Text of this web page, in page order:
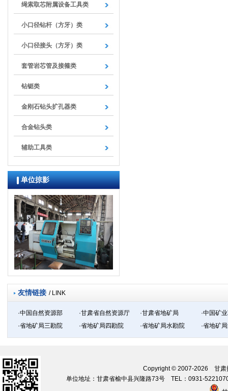
绳索取芯附属设备工具类
小口径钻杆（方牙）类
小口径接头（方牙）类
套管岩芯管及接箍类
钻铤类
金刚石钻头扩孔器类
合金钻头类
辅助工具类
单位掠影
友情链接 / LINK
·中国自然资源部 ·甘肃省自然资源厅 ·甘肃省地矿局
·中国矿
·省地矿局三勘院
·省地矿局四勘院 ·省地矿局水勘院 ·省地矿
Copyright © 2007-2026 甘肃
单位地址：甘肃省榆中县兴隆路73号 TEL：0931-